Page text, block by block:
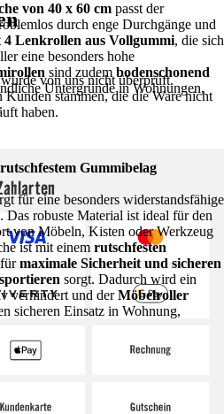
von 40 x 60 cm passt der
durch enge Durchgänge und
4 Lenkrollen aus Vollgummi, die sich
eine besonders hohe
sind zudem bodenschonend
Untergründe in Wohnungen,
Gummibelag
für eine besonders widerstandsfähige
Das robuste Material ist ideal für den
von Möbeln, Kisten oder Werkzeug
ist mit einem rutschfesten
fürmaximale Sicherheit und sicheren
sorgt. Dadurch wird ein
verhindert und derMöbelroller
sicheren Einsatz in Wohnung,
von uns nicht überprüft.
stammen, die die Ware nicht
haben.